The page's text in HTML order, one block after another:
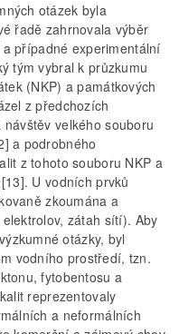
otázek byla
řadě zahrnovala výběr
případné experimentální
tým vybral k průzkumu
(NKP) a památkových
z předchozích
velkého souboru
a podrobného
z tohoto souboru NKP a
U vodních prvků
zkoumána a
zátah sítí). Aby
otázky, byl
vodního prostředí, tzn.
fytobentosu a
reprezentovaly
a neformálních